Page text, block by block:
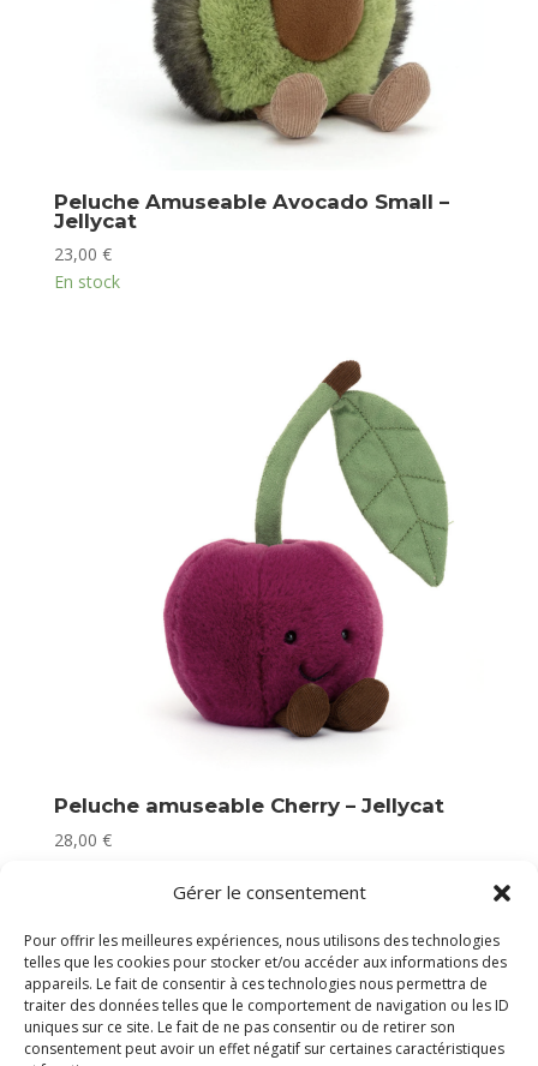
Gérer le consentement
Pour offrir les meilleures expériences, nous utilisons des technologies
telles que les cookies pour stocker et/ou accéder aux informations des
appareils. Le fait de consentir à ces technologies nous permettra de
traiter des données telles que le comportement de navigation ou les ID
uniques sur ce site. Le fait de ne pas consentir ou de retirer son
consentement peut avoir un effet négatif sur certaines caractéristiques
Peluche Amuseable Avocado Small –
Jellycat
23,00 €
En stock
Peluche amuseable Cherry – Jellycat
28,00 €